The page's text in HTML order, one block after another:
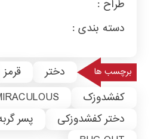
طراح :
دسته بندی :
برچسب ها دختر قرمز
کفشدوزک
دختر کفشدوزکی
پسر